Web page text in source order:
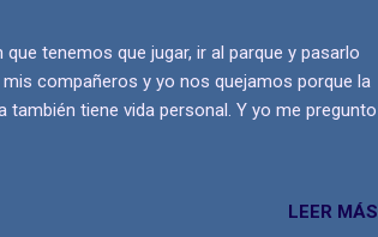
tenemos que jugar, ir al parque y pasarlo
compañeros y yo nos quejamos porque la
tiene vida personal. Y yo me pregunto
LEER MÁS